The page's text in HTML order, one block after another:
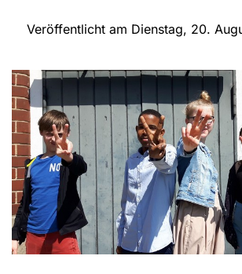
Veröffentlicht am Dienstag, 20.